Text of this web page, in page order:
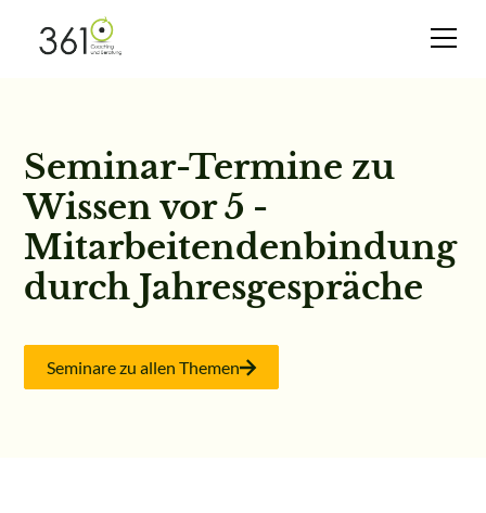
Seminar-Termine zu
Wissen vor 5 -
Mitarbeitendenbindung
durch Jahresgespräche
Seminare zu allen Themen